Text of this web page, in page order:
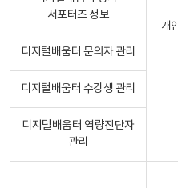
개
서포터즈 정보
디지털배움터 문의자 관리
디지털배움터 수강생 관리
디지털배움터 역량진단자
관리